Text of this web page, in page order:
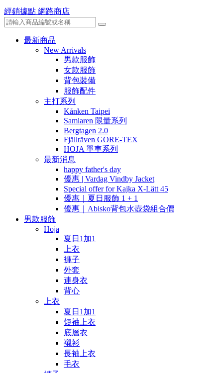
經銷據點 網路商店
最新商品
New Arrivals
男款服飾
女款服飾
背包裝備
服飾配件
主打系列
Kånken Taipei
Samlaren 限量系列
Bergtagen 2.0
Fjällräven GORE-TEX
HOJA 單車系列
最新消息
happy father's day
優惠 | Vardag Vindby Jacket
Special offer for Kajka X-Lätt 45
優惠｜夏日服飾 1 + 1
優惠｜Abisko背包水壺袋組合價
男款服飾
Hoja
夏日1加1
上衣
褲子
外套
連身衣
背心
上衣
夏日1加1
短袖上衣
底層衣
襯衫
長袖上衣
毛衣